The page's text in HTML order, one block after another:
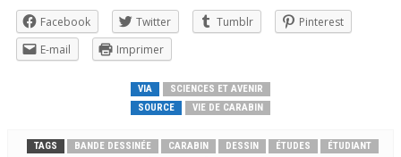
Facebook Twitter Tumblr
Pinterest
E-mail
Imprimer
VIA
SCIENCES ET AVENIR
SOURCE
VIE DE CARABIN
TAGS BANDE DESSINÉE CARABIN DESSIN ÉTUDES
ÉTUDIANT